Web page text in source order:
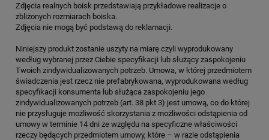
Zdjęcia realnych boisk przedstawiają przykładowe realizacje o
zbliżonych rozmiarach boiska.
Zdjęcia nie mogą być podstawą do reklamacji.
Niniejszy produkt zostanie uszyty na miarę czyli wyprodukowany
według wybranej przez Ciebie specyfikacji lub służący zaspokojeniu
Twoich zindywidualizowanych potrzeb. Umowa, w której przedmiotem
świadczenia jest rzecz nie prefabrykowana, wyprodukowana według
specyfikacji konsumenta lub służąca zaspokojeniu jego
zindywidualizowanych potrzeb (art. 38 pkt 3) jest umową, co do której
nie przysługuje możliwość skorzystania z możliwości odstąpienia od
umowy w terminie 14 dni ze względu na specyficzne właściwości
rzeczy będących przedmiotem umowy, które – w razie odstąpienia